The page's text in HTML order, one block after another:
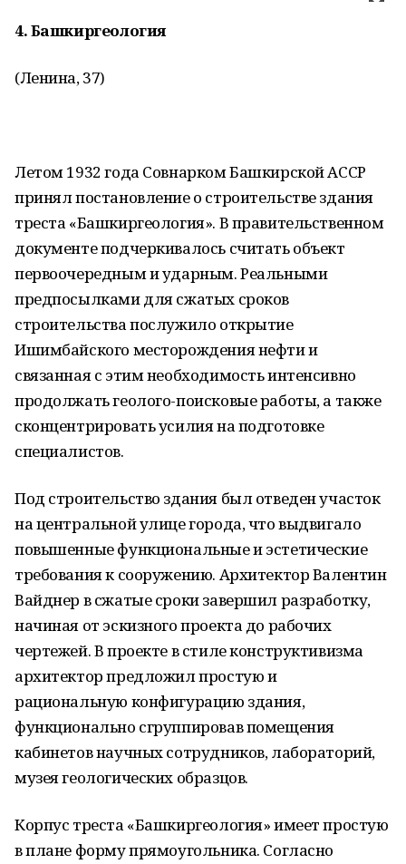
4.Башкиргеология
(Ленина, 37)
Летом 1932 года Совнарком Башкирской АССР
принял постановление о строительстве здания
треста «Башкиргеология». В правительственном
документе подчеркивалось считать объект
первоочередным и ударным. Реальными
предпосылками для сжатых сроков
строительства послужило открытие
Ишимбайского месторождения нефти и
связанная с этим необходимость интенсивно
продолжать геолого-поисковые работы, а также
сконцентрировать усилия на подготовке
специалистов.
Под строительство здания был отведен участок
на центральной улице города, что выдвигало
повышенные функциональные и эстетические
требования к сооружению. Архитектор Валентин
Вайднер в сжатые сроки завершил разработку,
начиная от эскизного проекта до рабочих
чертежей. В проекте в стиле конструктивизма
архитектор предложил простую и
рациональную конфигурацию здания,
функционально сгруппировав помещения
кабинетов научных сотрудников, лабораторий,
музея геологических образцов.
Корпус треста «Башкиргеология» имеет простую
в плане форму прямоугольника. Согласно